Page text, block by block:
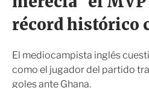
récord histórico
El mediocampista inglés
como el jugador del partido
goles ante Ghana.